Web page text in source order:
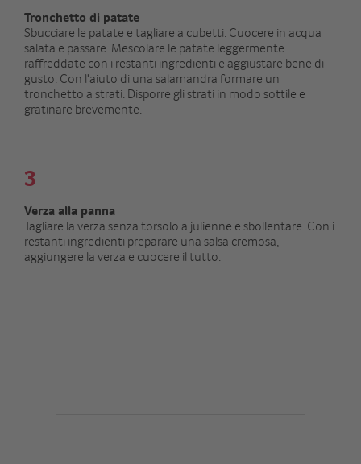
Tronchetto di patate
Sbucciare le patate e tagliare a cubetti. Cuocere in acqua
salata e passare. Mescolare le patate leggermente
raffreddate con i restanti ingredienti e aggiustare bene di
gusto. Con l'aiuto di una salamandra formare un
tronchetto a strati. Disporre gli strati in modo sottile e
gratinare brevemente.
3
Verza alla panna
Tagliare la verza senza torsolo a julienne e sbollentare. Con i
restanti ingredienti preparare una salsa cremosa,
aggiungere la verza e cuocere il tutto.